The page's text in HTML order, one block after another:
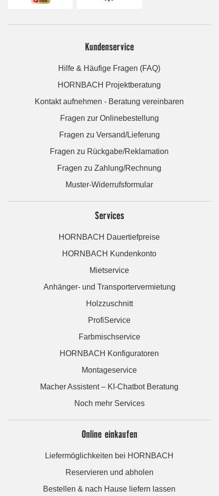
Kundenservice
Hilfe & Häufige Fragen (FAQ)
HORNBACH Projektberatung
Kontakt aufnehmen - Beratung vereinbaren
Fragen zur Onlinebestellung
Fragen zu Versand/Lieferung
Fragen zu Rückgabe/Reklamation
Fragen zu Zahlung/Rechnung
Muster-Widerrufsformular
Services
HORNBACH Dauertiefpreise
HORNBACH Kundenkonto
Mietservice
Anhänger- und Transportervermietung
Holzzuschnitt
ProfiService
Farbmischservice
HORNBACH Konfiguratoren
Montageservice
Macher Assistent – KI-Chatbot Beratung
Noch mehr Services
Online einkaufen
Liefermöglichkeiten bei HORNBACH
Reservieren und abholen
Bestellen & nach Hause liefern lassen